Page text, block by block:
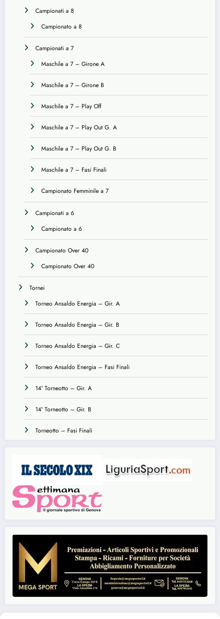
Campionati a 8
Campionato a 8
Campionati a 7
Maschile a 7 – Girone A
Maschile a 7 – Girone B
Maschile a 7 – Play Off
Maschile a 7 – Play Out G. A
Maschile a 7 – Play Out G. B
Maschile a 7 – Fasi Finali
Campionato Femminile a 7
Campionati a 6
Campionato a 6
Campionato Over 40
Campionato Over 40
Tornei
Torneo Ansaldo Energia – Gir. A
Torneo Ansaldo Energia – Gir. B
Torneo Ansaldo Energia – Gir. C
Torneo Ansaldo Energia – Fasi Finali
14° Torneotto – Gir. A
14° Torneotto – Gir. B
Torneotto – Fasi Finali